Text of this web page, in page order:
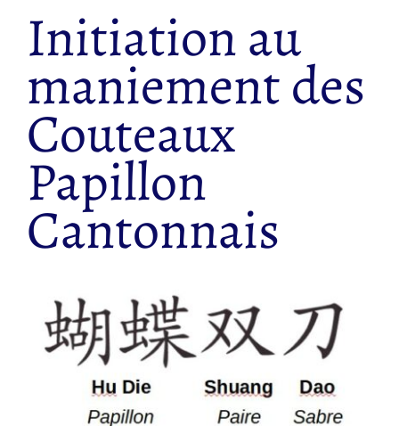
Initiation au
maniement des
Couteaux
Papillon
Cantonnais